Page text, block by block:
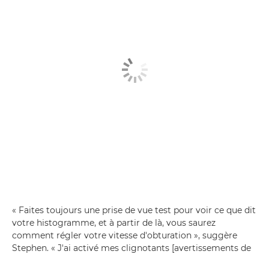
« Faites toujours une prise de vue test pour voir ce que dit
votre histogramme, et à partir de là, vous saurez
comment régler votre vitesse d'obturation », suggère
Stephen. « J'ai activé mes clignotants [avertissements de